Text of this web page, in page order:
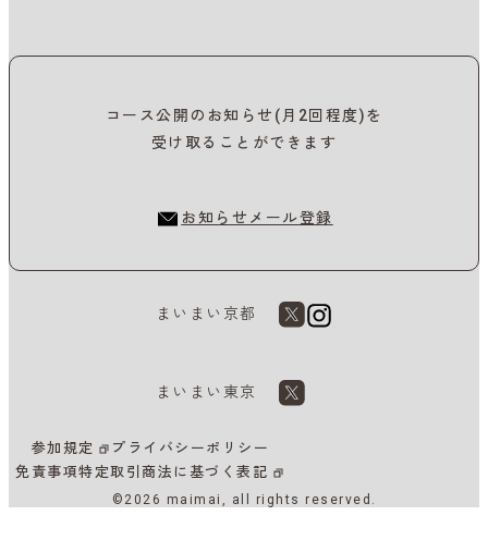
コース公開のお知らせ(月2回程度)を
受け取ることができます
お知らせメール登録
まいまい京都
まいまい東京
参加規定
プライバシーポリシー
免責事項特定取引商法に基づく表記
©2026 maimai, all rights reserved.